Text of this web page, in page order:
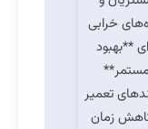
خرابی
**بهبود
مستمر**
تعمیر
زمان